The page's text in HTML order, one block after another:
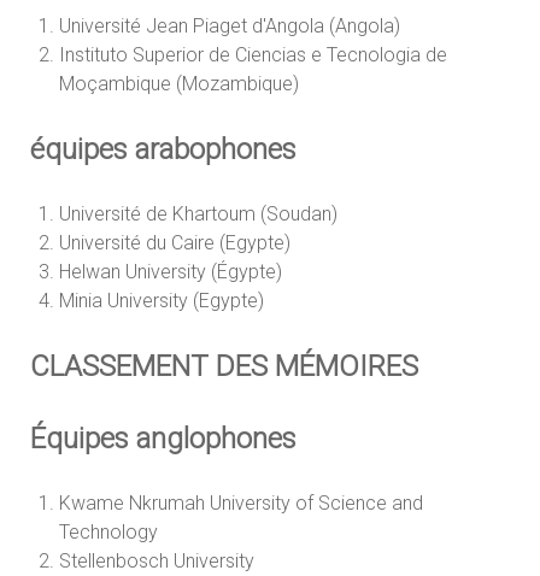
Université Jean Piaget d'Angola (Angola)
Instituto Superior de Ciencias e Tecnologia de
Moçambique (Mozambique)
équipes arabophones
Université de Khartoum (Soudan)
Université du Caire (Egypte)
Helwan University (Égypte)
Minia University (Egypte)
CLASSEMENT DES MÉMOIRES
Équipes anglophones
Kwame Nkrumah University of Science and
Technology
Stellenbosch University